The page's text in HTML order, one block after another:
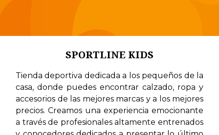
SPORTLINE KIDS
Tienda deportiva dedicada a los pequeños de la
casa, donde puedes encontrar calzado, ropa y
accesorios de las mejores marcas y a los mejores
precios. Creamos una experiencia emocionante
a través de profesionales altamente entrenados